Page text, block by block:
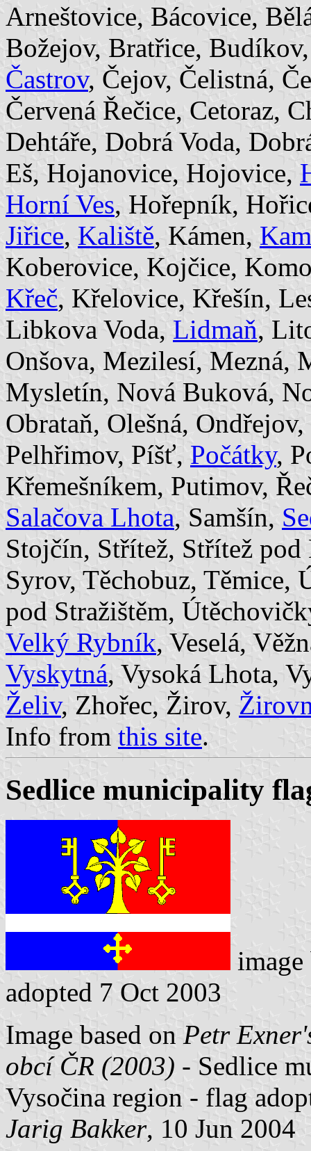
Arneštovice, Bácovice,
Božejov, Bratřice,
Častrov, Čejov, Čelistná,
Červená Řečice, Cetoraz,
Dehtáře, Dobrá Voda,
Eš, Hojanovice, Hojovice,
Horní Ves, Hořepník,
Jiřice, Kaliště, Kámen,
Koberovice, Kojčice,
Křeč, Křelovice, Křešín,
Libkova Voda, Lidmaň,
Onšova, Mezilesí, Mezná,
Mysletín, Nová Buková,
Obrataň, Olešná,
Pelhřimov, Píšť, Počátky,
Křemešníkem, Putimov,
Salačova Lhota, Samšín,
Stojčín, Střítež, Střítež
Syrov, Těchobuz, Těmice,
pod Stražištěm,
Velký Rybník, Veselá,
Vyskytná, Vysoká Lhota,
Želiv, Zhořec, Žirov,
Info from this site.
Sedlice municipality
adopted 7 Oct 2003
Image based on Petr
obcí ČR (2003) - Sedlice
Vysočina region - flag
Jarig Bakker, 10 Jun 2004